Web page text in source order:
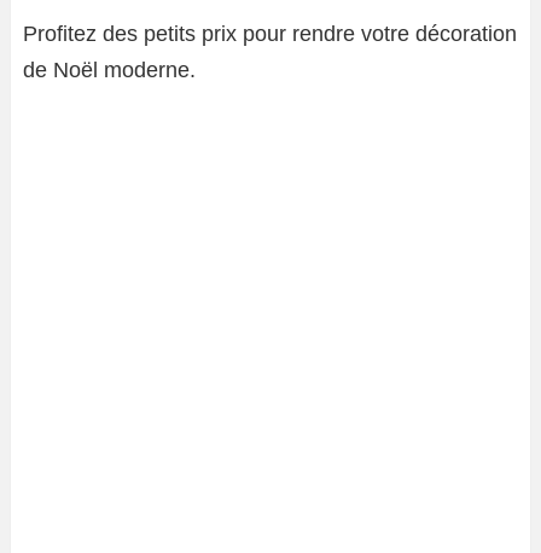
Profitez des petits prix pour rendre votre décoration
de Noël moderne.